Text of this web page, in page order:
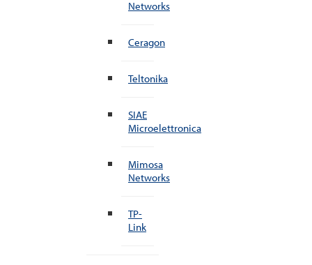
Networks
Ceragon
Teltonika
SIAE
Microelettronica
Mimosa
Networks
TP-
Link